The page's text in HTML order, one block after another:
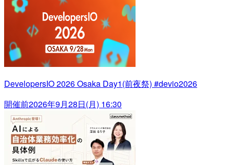
DevelopersIO 2026 Osaka Day1(前夜祭) #devio2026
開催前2026年9月28日(月) 16:30